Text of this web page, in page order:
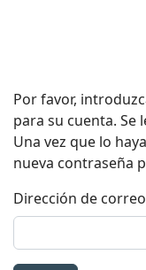
Por favor,
para su cuenta. Se
Una vez que lo
nueva contraseña
Dirección de